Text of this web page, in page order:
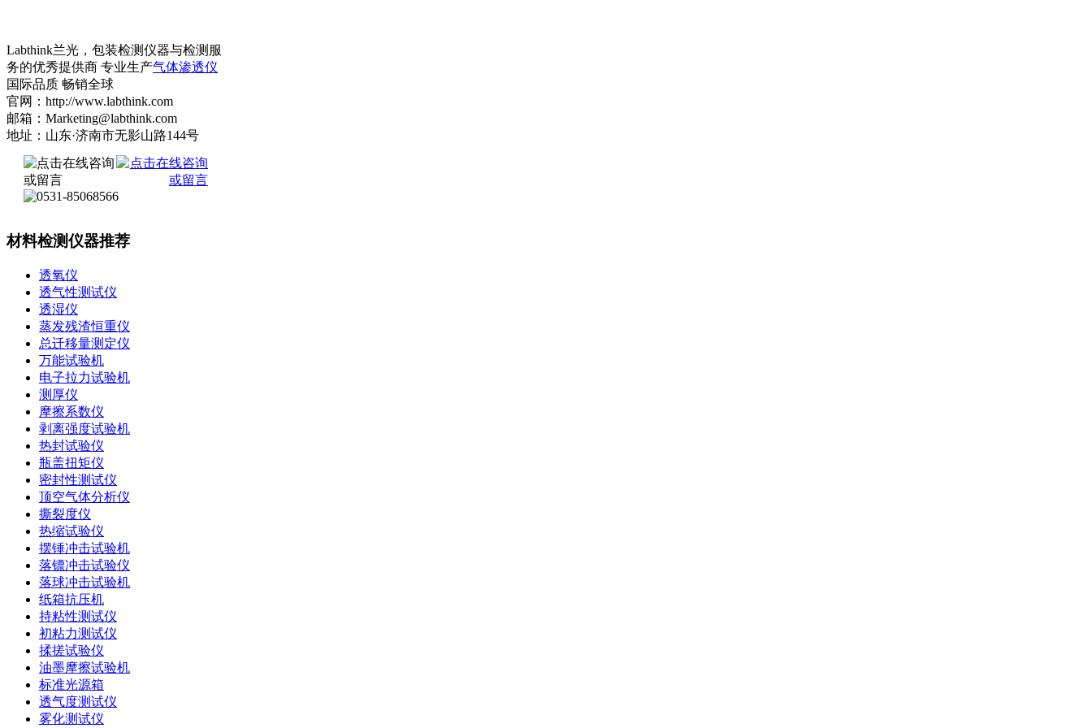
Labthink兰光，包装检测仪器与检测服
务的优秀提供商 专业生产气体渗透仪
国际品质 畅销全球
官网：http://www.labthink.com
邮箱：Marketing@labthink.com
地址：山东·济南市无影山路144号
材料检测仪器推荐
透氧仪
透气性测试仪
透湿仪
蒸发残渣恒重仪
总迁移量测定仪
万能试验机
电子拉力试验机
测厚仪
摩擦系数仪
剥离强度试验机
热封试验仪
瓶盖扭矩仪
密封性测试仪
顶空气体分析仪
撕裂度仪
热缩试验仪
摆锤冲击试验机
落镖冲击试验仪
落球冲击试验机
纸箱抗压机
持粘性测试仪
初粘力测试仪
揉搓试验仪
油墨摩擦试验机
标准光源箱
透气度测试仪
雾化测试仪